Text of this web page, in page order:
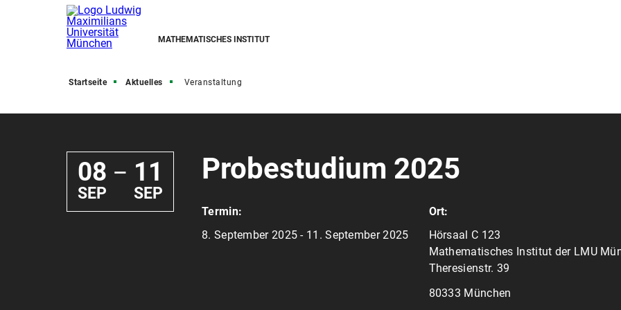
MATHEMATISCHES INSTITUT
Startseite Aktuelles Veranstaltung
08
SEP
— 11
SEP
Probestudium 2025
Termin:
8. September 2025 - 11. September 2025
Ort:
Hörsaal C 123
Mathematisches Institut der LMU
Theresienstr. 39
80333 München